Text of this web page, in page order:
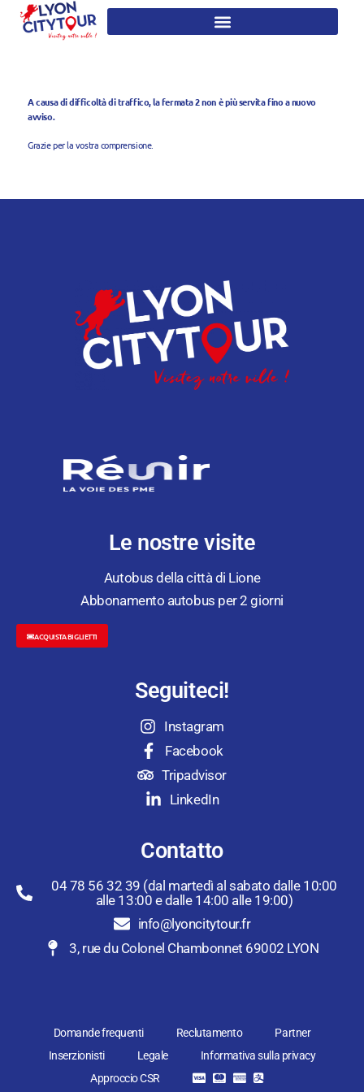
A causa di difficoltà di traffico, la fermata 2 non è più servita fino a nuovo
avviso.
Grazie per la vostra comprensione.
Le nostre visite
Autobus della città di Lione
Abbonamento autobus per 2 giorni
ACQUISTA BIGLIETTI
Seguiteci!
Instagram
Facebook
Tripadvisor
LinkedIn
Contatto
04 78 56 32 39 (dal martedì al sabato dalle 10:00
alle 13:00 e dalle 14:00 alle 19:00)
info@lyoncitytour.fr
3, rue du Colonel Chambonnet 69002 LYON
Domande frequenti Reclutamento
Partner
Inserzionisti
Legale
Informativa sulla privacy
Approccio CSR